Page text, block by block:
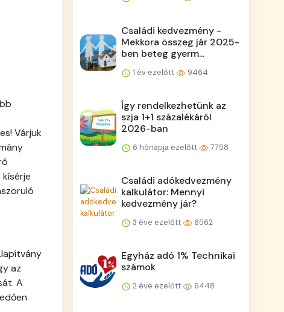
Várjuk
az
A
Családi kedvezmény -
Mekkora összeg jár 2025-
ben beteg gyerm...
1 év ezelőtt 9464
Így rendelkezhetünk az
szja 1+1 százalékáról
2026-ban
6 hónapja ezelőtt 7758
Családi adókedvezmény
kalkulátor: Mennyi
kedvezmény jár?
3 éve ezelőtt 6562
Egyház adó 1% Technikai
számok
2 éve ezelőtt 6448